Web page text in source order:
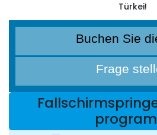
Türkei!
Buchen Sie
Frage